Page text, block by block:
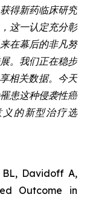
得新药临床研究
这一认定充分彰
在幕后的非凡努
。我们正在稳步
相关数据。今天
患这种侵袭性癌
的新型治疗选
BL, Davidoff A,
Outcome in